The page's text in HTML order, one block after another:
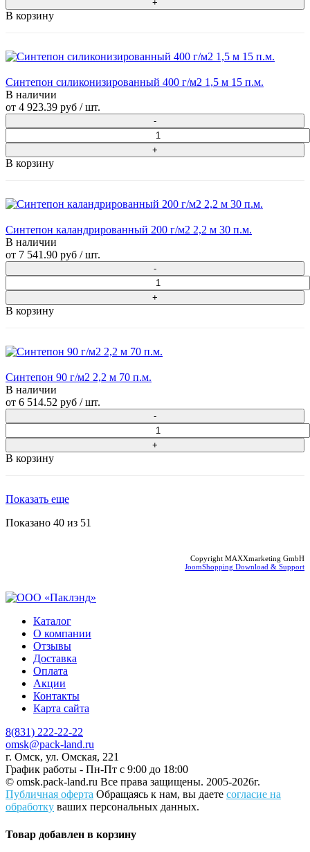
В корзину
Синтепон силиконизированный 400 г/м2 1,5 м 15 п.м.
В наличии
от 4 923.39 руб / шт.
В корзину
Синтепон каландрированный 200 г/м2 2,2 м 30 п.м.
В наличии
от 7 541.90 руб / шт.
В корзину
Синтепон 90 г/м2 2,2 м 70 п.м.
В наличии
от 6 514.52 руб / шт.
В корзину
Показать еще
Показано 40 из 51
Copyright MAXXmarketing GmbH
JoomShopping Download & Support
Каталог
О компании
Отзывы
Доставка
Оплата
Акции
Контакты
Карта сайта
8(831) 222-22-22
omsk@pack-land.ru
г. Омск, ул. Омская, 221
График работы - Пн-Пт с 9:00 до 18:00
© omsk.pack-land.ru Все права защищены. 2005-2026г.
Публичная оферта Обращаясь к нам, вы даете согласие на
обработку ваших персональных данных.
Товар добавлен в корзину